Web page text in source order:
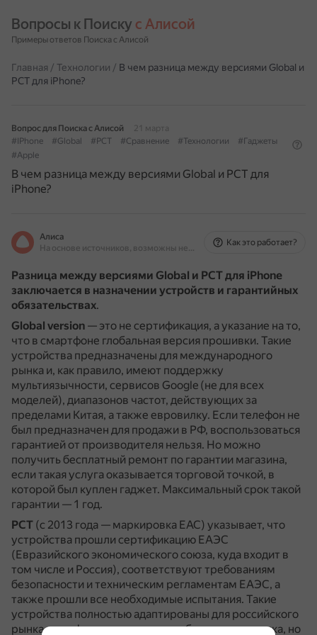
Вопросы к Поиску с Алисой
Примеры ответов Поиска с Алисой
Главная / Технологии / В чем разница между версиями Global и
РСТ для iPhone?
Вопрос для Поиска с Алисой
21 марта
#IPhone
#Global #РСТ #Сравнение #Технологии
#Гаджеты
#Apple
В чем разница между версиями Global и РСТ для
iPhone?
Алиса
На основе источников, возможны неточности
Как это работает?
Разница между версиями Global и РСТ для iPhone
заключается в назначении устройств и гарантийных
обязательствах.
Global version — это не сертификация, а указание на то,
что в смартфоне глобальная версия прошивки. Такие
устройства предназначены для международного
рынка и, как правило, имеют поддержку
мультиязычности, сервисов Google (не для всех
моделей), диапазонов частот, действующих за
пределами Китая, а также евровилку. Если телефон не
был предназначен для продажи в РФ, воспользоваться
гарантией от производителя нельзя. Но можно
получить бесплатный ремонт по гарантии магазина,
если такая услуга оказывается торговой точкой, в
которой был куплен гаджет. Максимальный срок такой
гарантии — 1 год.
РСТ (с 2013 года — маркировка EAC) указывает, что
устройства прошли сертификацию ЕАЭС
(Евразийского экономического союза, куда входит в
том числе и Россия), соответствуют требованиям
безопасности и техническим регламентам ЕАЭС, а
также прошли все необходимые испытания. Такие
устройства полностью адаптированы для российского
рынка, русифицированы и не требуют переходника, но